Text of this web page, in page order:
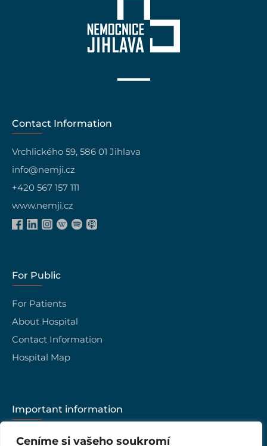
Ceníme si vašeho soukromí
Contact Information
Vrchlického 59, 586 01 Jihlava
info@nemji.cz
+420 567 157 111
www.nemji.cz
For Public
For Patients
About Hospital
Contact Information
Hospital Map
Important information
Career